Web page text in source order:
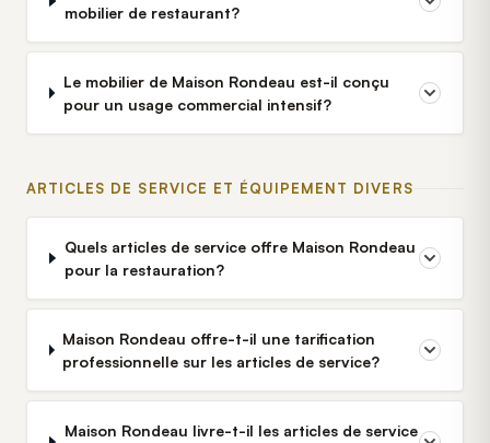
mobilier de restaurant?
Le mobilier de Maison Rondeau est-il conçu
pour un usage commercial intensif?
ARTICLES DE SERVICE ET ÉQUIPEMENT DIVERS
Quels articles de service offre Maison Rondeau
pour la restauration?
Maison Rondeau offre-t-il une tarification
professionnelle sur les articles de service?
Maison Rondeau livre-t-il les articles de service